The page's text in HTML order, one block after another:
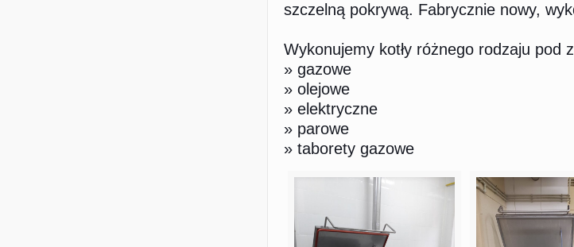
szczelną pokrywą. Fabrycznie nowy,
​Wykonujemy kotły różnego rodzaju pod
» gazowe
» olejowe
» elektryczne
» parowe
» taborety gazowe